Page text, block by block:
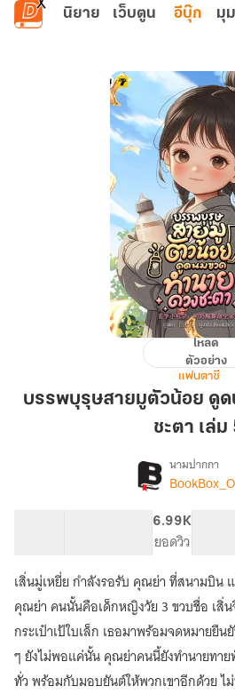
ข้ามไปยังเนื้อหาหลัก
นิยาย เว็บตูน อีบุ๊ก มุ
บรรพบุรุษ
ยมู
เล่ม
5
โหลด
ตัวอย่าง
แฟนตาซี
บรรพบุรุษสายมูตัวน้อย ดู
ชะตา เล่ม
เรื่อง[จ
ดูด
นม
ขวด
ทำนาย
ชะตา
นามปากกา
6.99K
ยอดวิว
เสิ่นมู่เหยี่ย กำลังรอรับ คุณย่า ที่สนามบิน
คุณย่า คนนั้นคือเด็กหญิงวัย 3 ขวบชื่อ เสิ่
กระเป๋าเป้ใบเล็ก เธอมาพร้อมจดหมายยืน
ๆ ยังไม่พอแค่นั้น คุณย่าคนนี้ยังทำนายทาย
ทั่ว พร้อมกับมอบยันต์ให้พวกเขาอีกด้วย ไ